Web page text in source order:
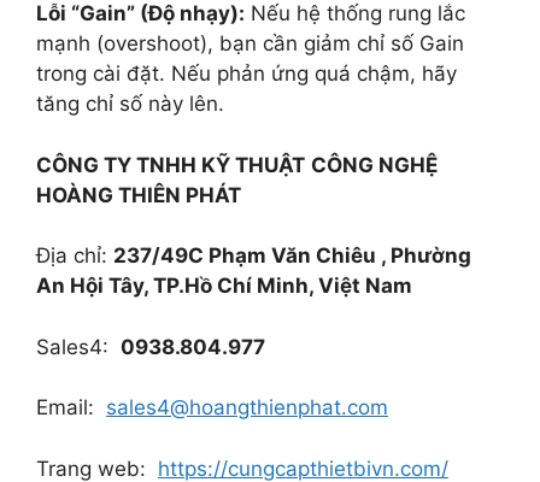
Lỗi “Gain” (Độ nhạy): Nếu hệ thống rung lắc
mạnh (overshoot), bạn cần giảm chỉ số Gain
trong cài đặt. Nếu phản ứng quá chậm, hãy
tăng chỉ số này lên.
CÔNG TY TNHH KỸ THUẬT CÔNG NGHỆ
HOÀNG THIÊN PHÁT
Địa chỉ: 237/49C Phạm Văn Chiêu , Phường
An Hội Tây, TP.Hồ Chí Minh, Việt Nam
Sales4: 0938.804.977
Email: sales4@hoangthienphat.com
Trang web: https://cungcapthietbivn.com/